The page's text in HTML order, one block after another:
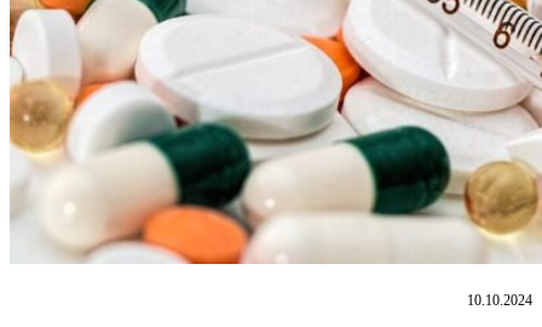
10.10.2024